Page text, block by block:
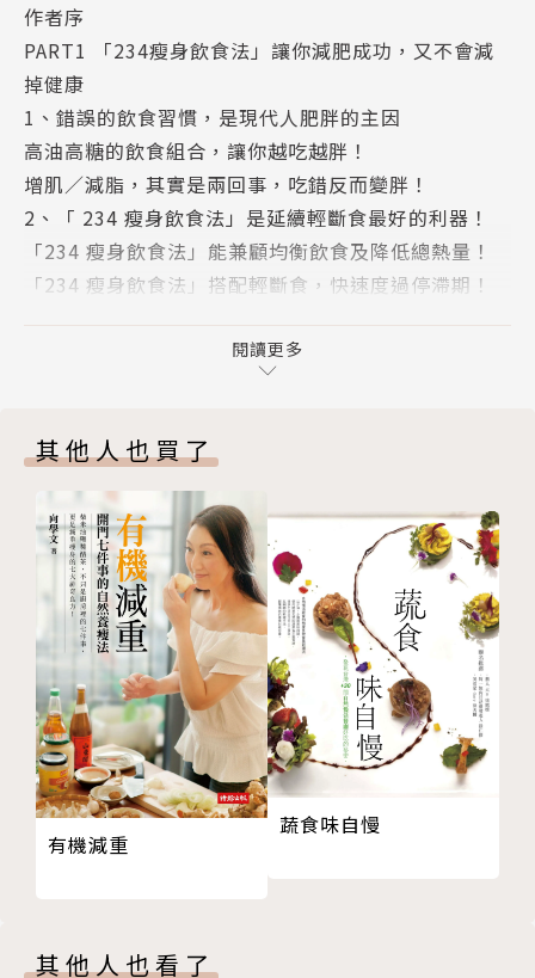
胖，吃對六大營養素保證瘦！
→什麼是「234瘦身飲食法」？
20%蛋白質、30%醣質、40%油脂，好油低醣又增
肌，均衡飲食不復胖！
→本書5大重點，輕鬆實踐「234減脂瘦身法」：
★★★重點1→史上最精準，食材份量怎麼吃通通告訴
聽A這樣吃，聽B那樣吃，不如聽台灣最強減重女王營
的「酪梨」吃太多也是會胖，吃進一根香蕉竟是吃了一
碗飯？透過「234瘦身飲食法」的食材比例原則，均衡
六大營養素，讓你減脂瘦身，健康不損失。
★★★重點2→最懶人減肥法，堅守3大要領+6大原
則，從此告別肥胖地獄！
本書不僅教你執行方法，更給你最正確的減脂觀念，只
要牢記不管是外食自煮都能游刃有餘！3大要領這樣
做：一定要吃早餐才能提升代謝、睡對時間有助分泌瘦
體素、多喝水代謝快不易餓；6大原則這樣吃：【複合
型澱粉】：加強熱量代謝的動力、【正確吃好油】可以
平衡荷爾蒙、【中低脂肪肉類】蛋白質的來源、【吃大
量蔬菜】有助腸胃蠕動、加強代謝、【適量低醣水果】
作者序
PART1 「234瘦身飲食法」讓你減肥成功，又不會減
掉健康
1、錯誤的飲食習慣，是現代人肥胖的主因
高油高糖的飲食組合，讓你越吃越胖！
增肌／減脂，其實是兩回事，吃錯反而變胖！
2、「 234 瘦身飲食法」是延續輕斷食最好的利器！
「234 瘦身飲食法」能兼顧均衡飲食及降低總熱量！
「234 瘦身飲食法」搭配輕斷食，快速度過停滯期！
什麼人應該進行「234 瘦身飲食法」？
「234 瘦身飲食法」與常見的減肥方法比較！
營養學小教室：從營養學來解惑「生酮飲食」，爭議在
哪裡？
PART2 「234瘦身飲食法」這樣做，吃法彈性高不復
1、執行「234 瘦身飲食法」的3 大要領！
要領1‧ 早餐吃對有助提升代謝！
營養學小教室：吃對早餐四大要點，至少提升500 卡
代謝率！
要領2‧ 睡對時間有助分泌瘦體素！
要領3‧ 多喝水代謝快、不易飢餓！
2、 吃對「234 瘦身飲食法」的6 大原則！
原則1【複合型澱粉】：加強熱量代謝的動力
原則4【吃大量蔬菜】有助腸胃蠕動、加強代謝
閱讀更多
其他人也買了
有機減重
蔬食味自慢
其他人也看了